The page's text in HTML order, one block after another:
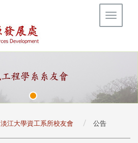
Toggle
淡江大學資工系所校友會 公告